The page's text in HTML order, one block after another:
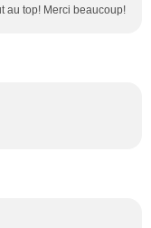
au top! Merci beaucoup!